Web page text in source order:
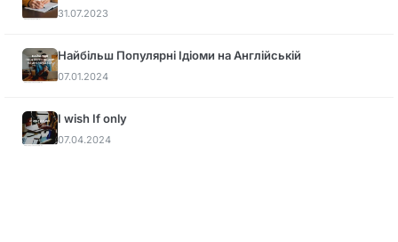
31.07.2023
Найбільш Популярні Ідіоми на Англійській
07.01.2024
I wish If only
07.04.2024